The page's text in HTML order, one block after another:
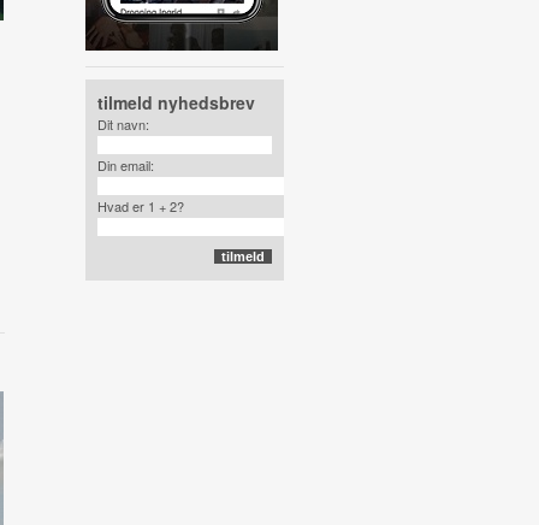
tilmeld nyhedsbrev
Dit navn:
Din email:
Hvad er 1 + 2?